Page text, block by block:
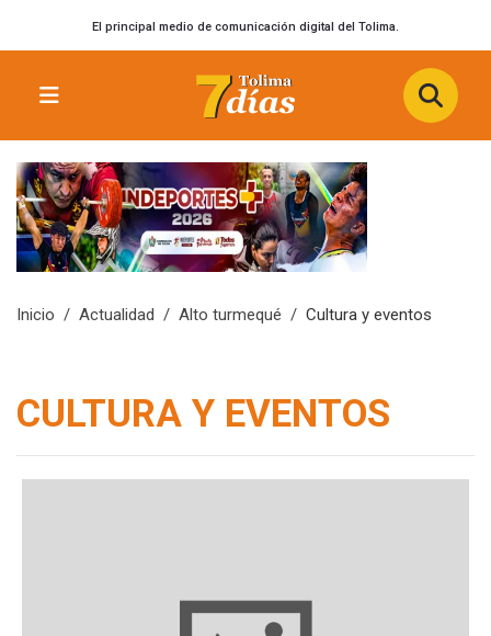
El principal medio de comunicación digital del Tolima.
Inicio Actualidad Alto turmequé Cultura y eventos
CULTURA Y EVENTOS